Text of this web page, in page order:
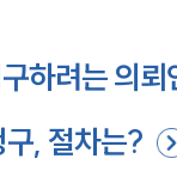
하려는 의
, 절차는?